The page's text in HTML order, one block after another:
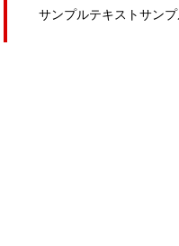
サンプルテキストサンプ